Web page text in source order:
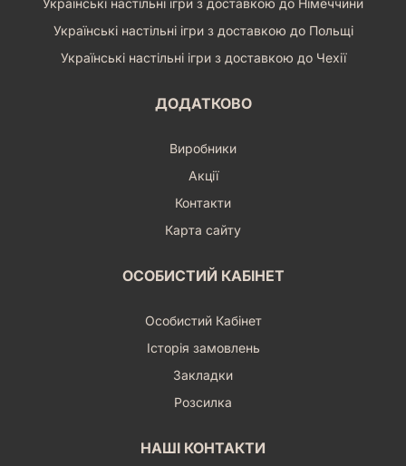
Українські настільні ігри з доставкою до Німеччини
Українські настільні ігри з доставкою до Польщі
Українські настільні ігри з доставкою до Чехії
ДОДАТКОВО
Виробники
Акції
Контакти
Карта сайту
ОСОБИСТИЙ КАБІНЕТ
Особистий Кабінет
Історія замовлень
Закладки
Розсилка
НАШІ КОНТАКТИ